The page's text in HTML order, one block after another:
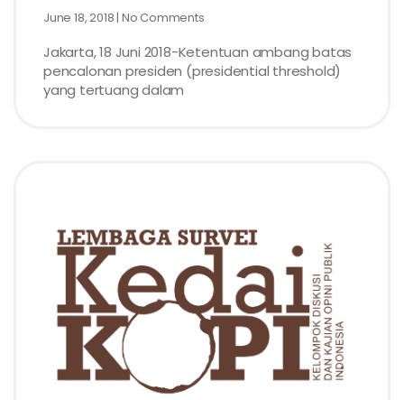
June 18, 2018 No Comments
Jakarta, 18 Juni 2018-Ketentuan ambang batas
pencalonan presiden (presidential threshold)
yang tertuang dalam